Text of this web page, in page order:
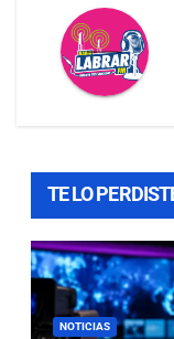
TE LO
NOTICIAS